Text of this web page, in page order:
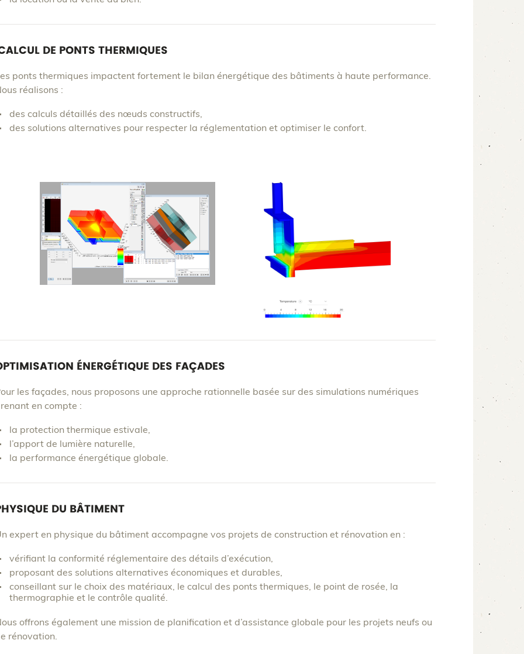
DE PONTS THERMIQUES
ponts thermiques impactent fortement le bilan énergétique des bâtiments à haute performance.
réalisons :
des calculs détaillés des nœuds constructifs,
des solutions alternatives pour respecter la réglementation et optimiser le confort.
ÉNERGÉTIQUE DES FAÇADES
les façades, nous proposons une approche rationnelle basée sur des simulations numériques
en compte :
la protection thermique estivale,
l’apport de lumière naturelle,
la performance énergétique globale.
DU BÂTIMENT
expert en physique du bâtiment accompagne vos projets de construction et rénovation en :
vérifiant la conformité réglementaire des détails d’exécution,
proposant des solutions alternatives économiques et durables,
conseillant sur le choix des matériaux, le calcul des ponts thermiques, le point de rosée, la
thermographie et le contrôle qualité.
offrons également une mission de planification et d’assistance globale pour les projets neufs ou
rénovation.